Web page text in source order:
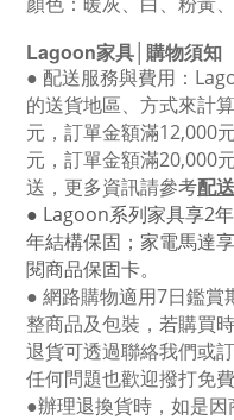
Lagoon家具│購物須知
● 配送服務與費用：
的送貨地區、方式來計
元，訂單金額滿12,000
元，訂單金額滿20,000
送，更多資訊請參考配
● Lagoon系列家具享2
年結構保固；家電馬達享
閱商品保固卡。
● 網路購物適用7日鑑賞
整商品及包裝，若購買
退貨可透過聯絡我們或
任何問題也歡迎撥打免
●辦理退換貨時，如是